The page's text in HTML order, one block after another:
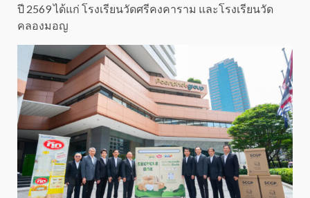
ปี 2569 ได้แก่ โรงเรียนวัดศรีคงคาราม และโรงเรียนวัด
คลองมอญ